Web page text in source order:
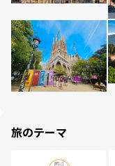
旅のテーマ